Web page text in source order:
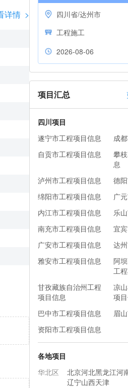
详情 >
四川省/达州市
工程施工
2026-08-06
项目汇总
四川项目
遂宁市工程项目信息
成
自贡市工程项目信息
攀
息
泸州市工程项目信息
德
绵阳市工程项目信息
广
内江市工程项目信息
乐
南充市工程项目信息
宜
广安市工程项目信息
达
雅安市工程项目信息
阿
工
甘孜藏族自治州工程
项目信息
凉
项
巴中市工程项目信息
眉
资阳市工程项目信息
各地项目
华北区
北京河北黑龙江河
辽宁山西天津